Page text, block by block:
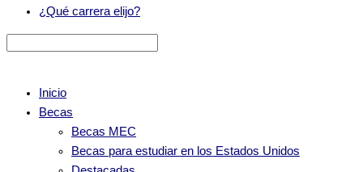
¿Qué carrera elijo?
Inicio
Becas
Becas MEC
Becas para estudiar en los Estados Unidos